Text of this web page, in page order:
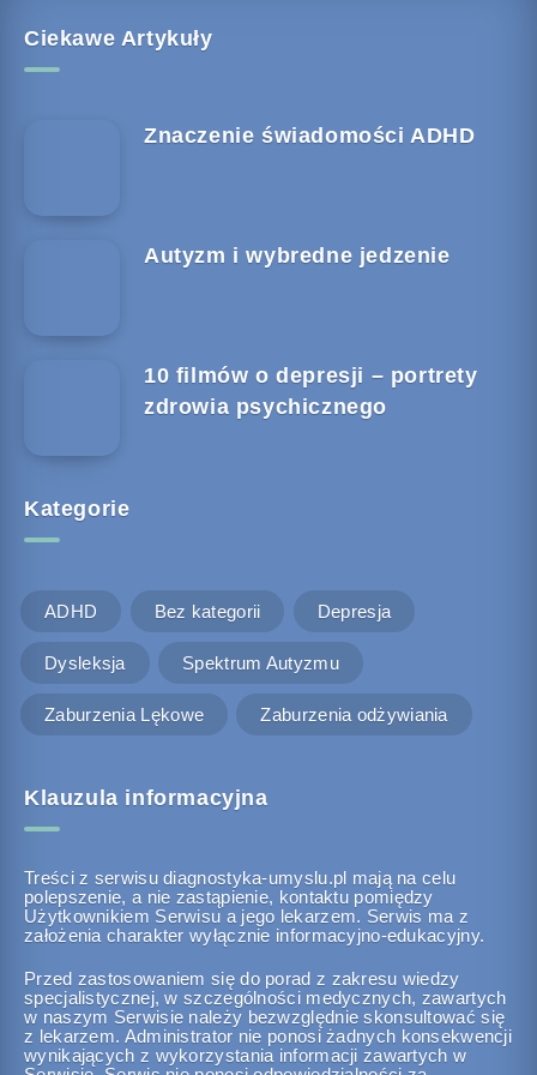
Ciekawe Artykuły
Znaczenie świadomości ADHD
Autyzm i wybredne jedzenie
10 filmów o depresji – portrety
zdrowia psychicznego
Kategorie
ADHD Bez kategorii Depresja
Dysleksja Spektrum Autyzmu
Zaburzenia Lękowe Zaburzenia odżywiania
Klauzula informacyjna
Treści z serwisu diagnostyka-umyslu.pl mają na celu
polepszenie, a nie zastąpienie, kontaktu pomiędzy
Użytkownikiem Serwisu a jego lekarzem. Serwis ma z
założenia charakter wyłącznie informacyjno-edukacyjny.
Przed zastosowaniem się do porad z zakresu wiedzy
specjalistycznej, w szczególności medycznych, zawartych
w naszym Serwisie należy bezwzględnie skonsultować się
z lekarzem. Administrator nie ponosi żadnych konsekwencji
wynikających z wykorzystania informacji zawartych w